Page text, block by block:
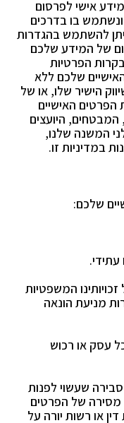
אישי לפרסום
בו בדרכים
להשתמש בהגדרות
של המידע שלכם
הפרטיות
שלכם ללא
הישיר שלו, או של
הפרטים האישיים
היועצים
המשנה שלנו,
במדיניות זו.
שלכם:
המשפטיות
מניעת הונאה
עסק או רכוש
שעשוי לפנות
מסירה של הפרטים
או רשות יורה על